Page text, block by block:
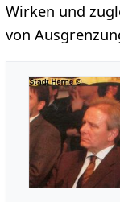
Wirken und
von